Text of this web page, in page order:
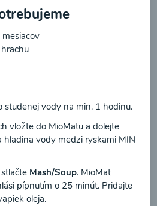
cappuccino
studenej vody na min. 1 hodinu.
vložte do MioMatu a dolejte
hladina vody medzi ryskami MIN
Mash/Soup. MioMat
pípnutím o 25 minút. Pridajte
oleja.
o Ochrane osobných
nimi.